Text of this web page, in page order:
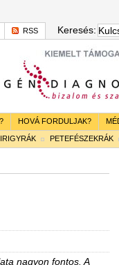
RSS Keresés:
HOVÁ FORDULJAK?
PETEFÉSZEKRÁK
nagyon fontos. A